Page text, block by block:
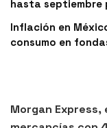
hasta
Inflación en
consumo en
Morgan